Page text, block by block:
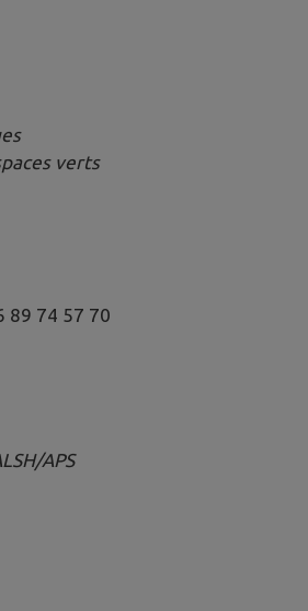
verts
89 74 57 70
APS